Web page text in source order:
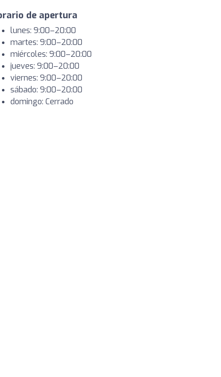
de apertura
lunes: 9:00–20:00
martes: 9:00–20:00
miércoles: 9:00–20:00
jueves: 9:00–20:00
viernes: 9:00–20:00
sábado: 9:00–20:00
domingo: Cerrado